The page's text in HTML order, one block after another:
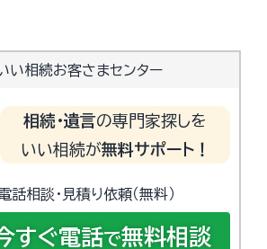
い相続お客さまセンター
相続・遺言の専門家探しを
いい相続が無料サポート！
話相談・見積り依頼（無料）
すぐ電話で無料相談